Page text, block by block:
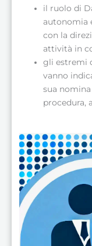
il ruolo di
autonomia
con la
attività in
gli estremi
vanno
sua
procedura,